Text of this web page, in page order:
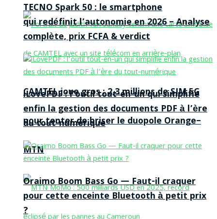
CAMTEL joue gros : 2,3 millions de SIM 5G
pour tenter de briser le duopole Orange–
MTN
TECNO Spark 50 : le smartphone
qui redéfinit l’autonomie en 2026 – Analyse
complète, prix FCFA & verdict
iLovePDF : l’outil tout-en-un qui simplifie
enfin la gestion des documents PDF à l’ère
du tout-numérique
Oraimo Boom Bass Go — Faut-il craquer
pour cette enceinte Bluetooth à petit prix
?